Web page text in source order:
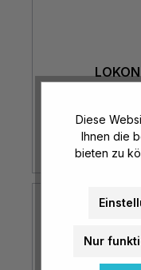
Diese
Ihnen die
bieten zu
Nur